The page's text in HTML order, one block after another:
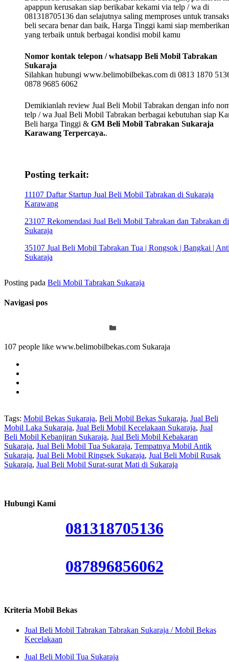
apappun kerusakan siap berikabar kekami via telp / wa di
081318705136 dan selajutnya saling memproses untuk
beli secara benar dan baik, Harga Tinggi kami siap memberikan
yang terbaik untuk berbagai kondisi mobil kamu
Nomor kontak telepon / whatsapp Beli Mobil Tabrakan
Sukaraja
Silahkan hubungi www.belimobilbekas.com di 0813 1870
0878 9685 6062
Demikianlah review Jual Beli Mobil Tabrakan dengan info
telp / wa Jual Beli Mobil Tabrakan berbagai kebutuhan siap
Beli harga Tinggi & GM Beli Mobil Tabrakan Sukaraja
Karawang Terpercaya..
Posting terkait:
11107 Daftar Startup Jual Beli Mobil Tabrakan di Sukaraja
Karawang
23107 Rekomendasi Jual Beli Mobil Tabrakan dan Tabrakan di
Sukaraja
35107 Jual Beli Mobil Tabrakan Tua | Rongsok | Bangkai |
Sukaraja
Posting pada Beli Mobil Tabrakan Sukaraja
Navigasi pos
107 people like www.belimobilbekas.com Sukaraja
Tags: Mobil Bekas Sukaraja, Beli Mobil Bekas Sukaraja, Jual Beli
Mobil Laka Sukaraja, Jual Beli Mobil Kecelakaan Sukaraja, Jual
Beli Mobil Kebanjiran Sukaraja, Jual Beli Mobil Kebakaran
Sukaraja, Jual Beli Mobil Tua Sukaraja, Tempatnya Mobil Antik
Sukaraja, Jual Beli Mobil Ringsek Sukaraja, Jual Beli Mobil Rusak
Sukaraja, Jual Beli Mobil Surat-surat Mati di Sukaraja
Hubungi Kami
081318705136
087896856062
Kriteria Mobil Bekas
Jual Beli Mobil Tabrakan Tabrakan Sukaraja / Mobil Bekas
Kecelakaan
Jual Beli Mobil Tua Sukaraja